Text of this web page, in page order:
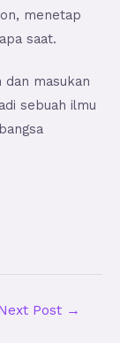
menetap
saat.
dan masukan
sebuah ilmu
Post →